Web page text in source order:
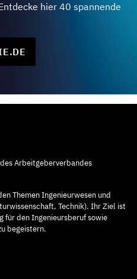
hier 40 spannende
Arbeitgeberverbandes
Themen Ingenieurwesen und
Technik). Ihr Ziel ist
für den Ingenieursberuf sowie
begeistern.